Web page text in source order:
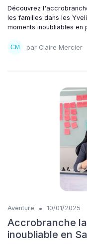
Découvrez
les familles dans les
moments inoubliables en
par Claire Mercier
Aventure • 10/01/2025
Accrobranche
inoubliable en